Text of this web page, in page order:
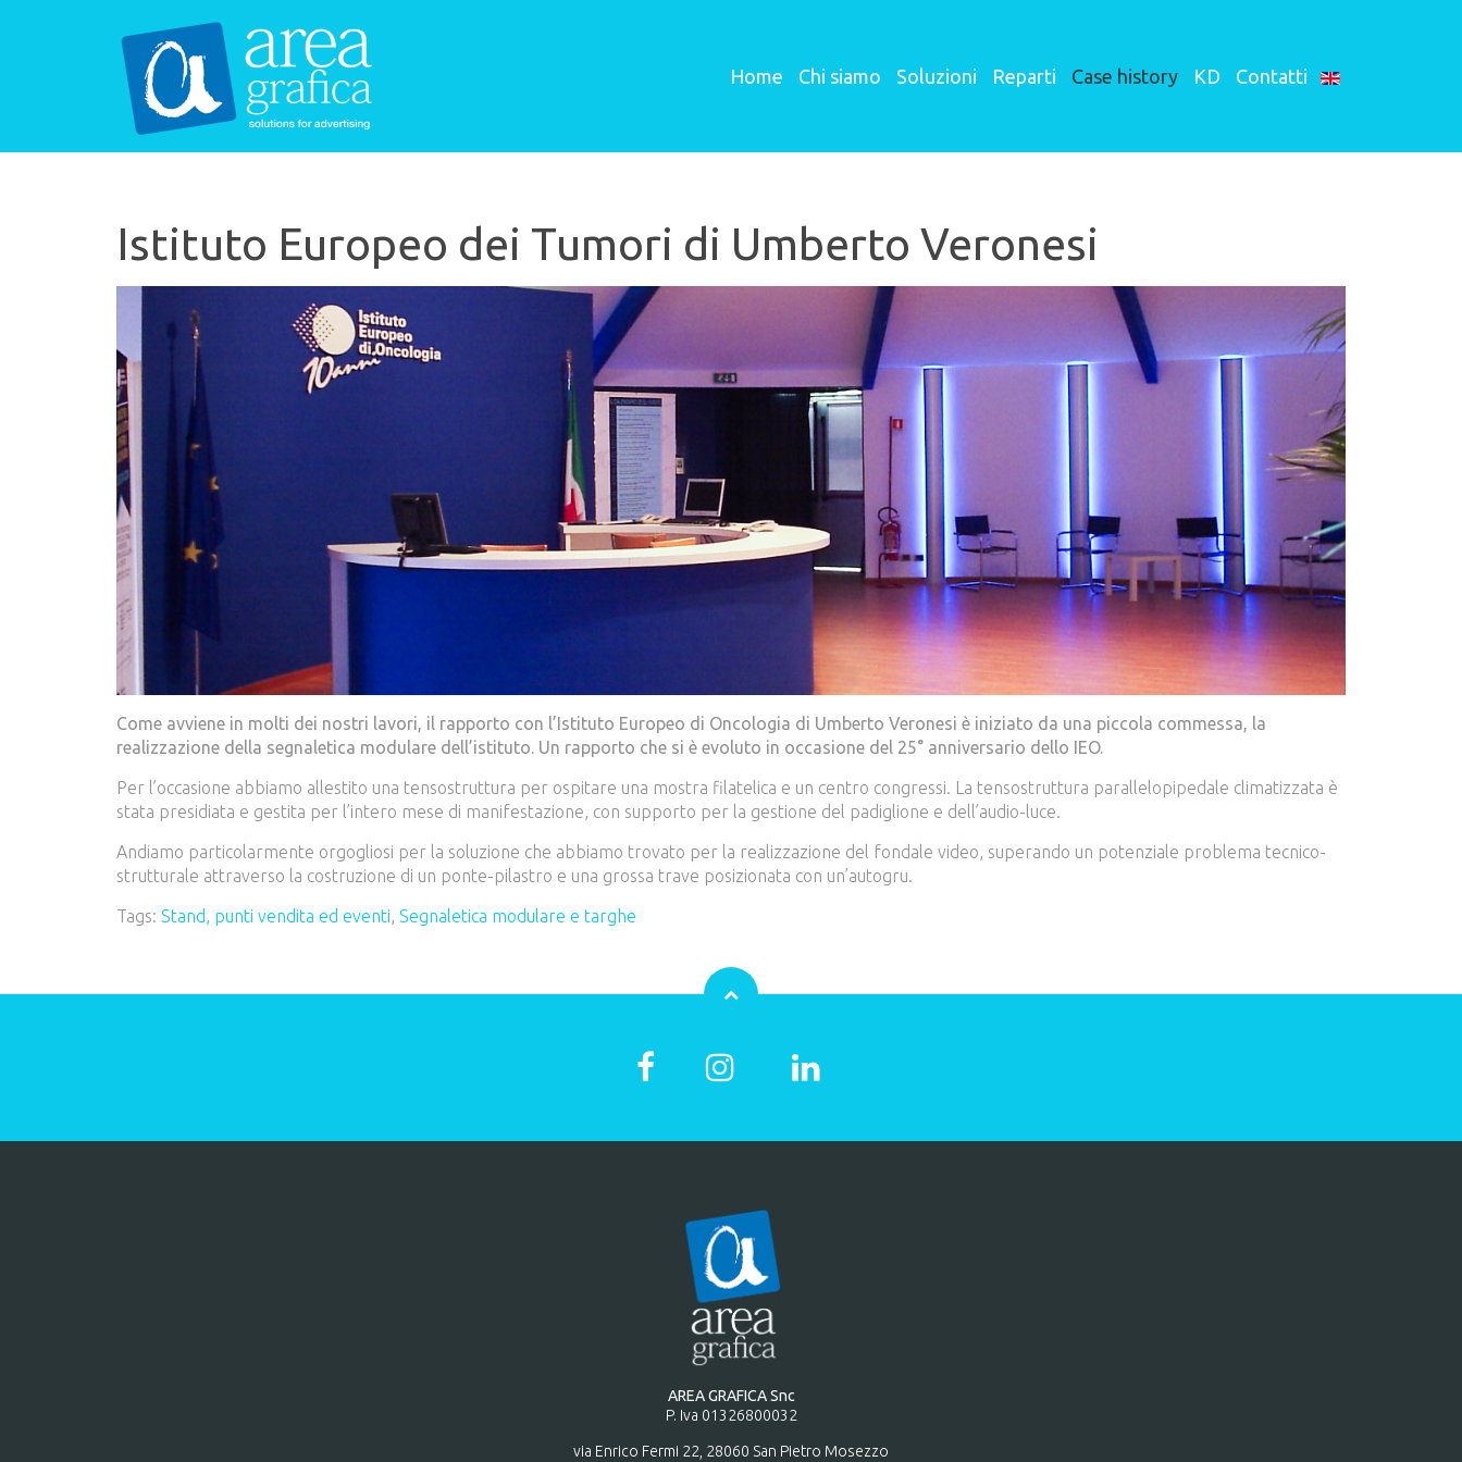
Home Chi siamo Soluzioni Reparti Case history KD Contatti
Istituto Europeo dei Tumori di Umberto Veronesi
Come avviene in molti dei nostri lavori, il rapporto con l’Istituto Europeo di Oncologia di Umberto Veronesi è iniziato da una piccola commessa, la
realizzazione della segnaletica modulare dell’istituto. Un rapporto che si è evoluto in occasione del 25° anniversario dello IEO.
Per l’occasione abbiamo allestito una tensostruttura per ospitare una mostra filatelica e un centro congressi. La tensostruttura parallelopipedale climatizzata è
stata presidiata e gestita per l’intero mese di manifestazione, con supporto per la gestione del padiglione e dell’audio-luce.
Andiamo particolarmente orgogliosi per la soluzione che abbiamo trovato per la realizzazione del fondale video, superando un potenziale problema tecnico-
strutturale attraverso la costruzione di un ponte-pilastro e una grossa trave posizionata con un’autogru.
Tags: Stand, punti vendita ed eventi, Segnaletica modulare e targhe
AREA GRAFICA Snc
P. Iva 01326800032
via Enrico Fermi 22, 28060 San Pietro Mosezzo